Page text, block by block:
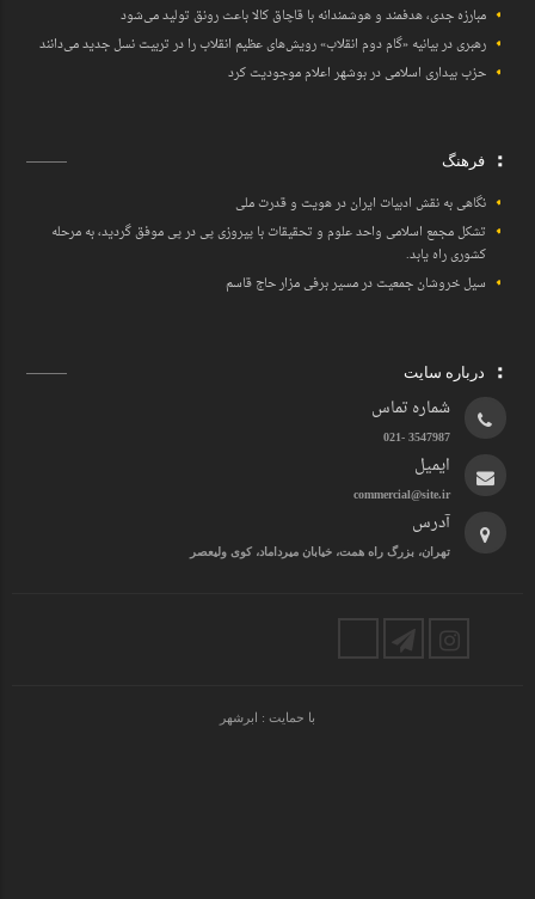
مبارزه جدی، هدفمند و هوشمندانه با قاچاق کالا باعث رونق تولید می‌شود
رهبری در بیانیه «گام دوم انقلاب» رویش‌های عظیم انقلاب را در تربیت نسل جدید می‌دانند
حزب بیداری اسلامی در بوشهر اعلام موجودیت کرد
فرهنگ
نگاهی به نقش ادبیات ایران در هویت و قدرت ملی
تشکل مجمع اسلامی واحد علوم و تحقیقات با پیروزی پی در پی موفق گردید، به مرحله
کشوری راه یابد.
سیل خروشان جمعیت در مسیر برفی مزار حاج قاسم
درباره سایت
شماره تماس
3547987 -021
ایمیل
commercial@site.ir
آدرس
تهران، بزرگ راه همت، خیابان میرداماد، کوی ولیعصر
با حمایت : ابرشهر